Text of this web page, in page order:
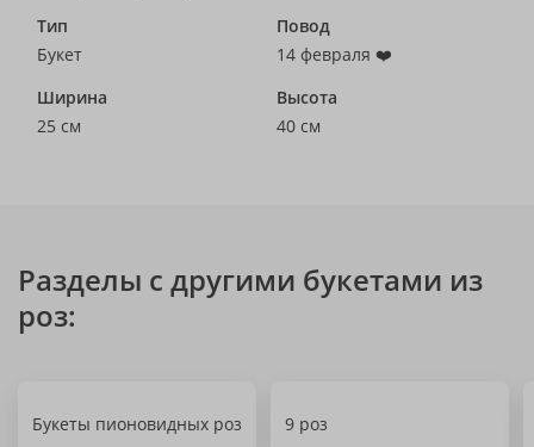
Тип
Букет
Повод
14 февраля ❤️
Ширина
25 см
Высота
40 см
Разделы с другими букетами из
роз:
Букеты пионовидных роз 9 роз